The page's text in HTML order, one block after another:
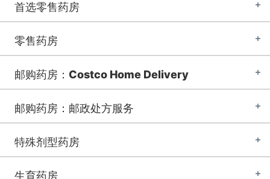
首选零售药房
零售药房
邮购药房：Costco Home Delivery
邮购药房：邮政处方服务
特殊剂型药房
生育药房